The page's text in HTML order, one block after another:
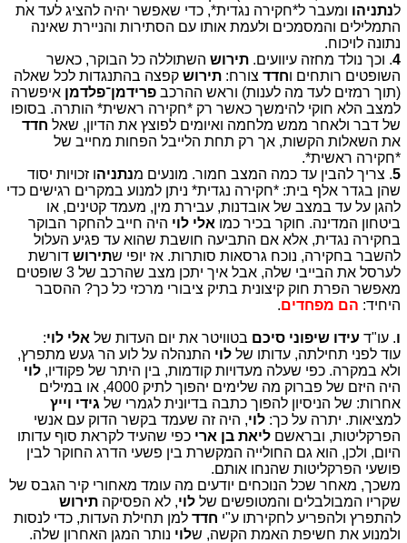
לנתניהו ומעבר ל*חקירה נגדית*, כדי שאפשר יהיה להציג לעד את
התמלילים והמסמכים ולעמת אותו עם הסתירות והניירת שאינה
נתונה לויכוח.
4. וכך נולד מחזה עיוועים. תירוש השתוללה כל הבוקר, כאשר
השופטים רותחים וחדד צורח: תירוש קפצה בהתנגדות לכל שאלה
(תוך רמזים לעד מה לענות) וראש ההרכב פרידמן־פלדמן איפשרה
למצב הלא חוקי להימשך כאשר רק *חקירה ראשית* הותרה. בסופו
של דבר ולאחר ממש מלחמה ואיומים לפוצץ את הדיון, שאל חדד
את השאלות הקשות, אך רק תחת הלייבל הפחות מחייב של
*חקירה ראשית*.
5. צריך להבין עד כמה המצב חמור. מונעים מנתניהו זכויות יסוד
שהן בגדר אלף בית: *חקירה נגדית* ניתן למנוע במקרים רגישים כדי
להגן על עד במצב של אובדנות, עבירת מין, מעמד קטינים, או
ביטחון המדינה. חוקר בכיר כמו אלי לוי היה חייב להחקר הבוקר
בחקירה נגדית, אלא אם התביעה חושבת שהוא עד פגיע העלול
להשבר בחקירה, נוכח גרסאות סותרות. אז יופי שתירוש דורשת
לערסל את הבייבי שלה, אבל איך יתכן מצב שהרכב של 3 שופטים
מאפשר הפרת חוק קיצונית בתיק ציבורי מרכזי כל כך? ההסבר
היחיד: הם מפחדים.
ו. עו"ד עידו שיפוני סיכם בטוויטר את יום העדות של אלי לוי:
עוד לפני תחילתה, עדותו של לוי התנהלה על לוע הר געש מתפרץ,
ולא במקרה. כפי שעלה מעדויות קודמות, בין היתר של פקודיו, לוי
היה היזם של פברוק מה שלימים יהפוך לתיק 4000, או במילים
אחרות: של הניסיון להפוך כתבה בדיונית לגמרי של גידי וייץ
למציאות. יתרה על כך: לוי, היה זה שעמד בקשר הדוק עם אנשי
הפרקליטות, ובראשם ליאת בן ארי כפי שהעיד לקראת סוף עדותו
היום, ולכן, הוא גם החולייה המקשרת בין פשעי הדרג החוקר לבין
פושעי הפרקליטות שהנחו אותם.
משכך, מאחר שכל הנוכחים יודעים מה עומד מאחורי קיר הגבס של
שקריו המבולבלים והמטופשים של לוי, לא הפסיקה תירוש
להתפרץ ולהפריע לחקירתו ע"י חדד למן תחילת העדות, כדי לנסות
ולמנוע את חשיפת האמת הקשה, שלוי נותר המגן האחרון שלה.